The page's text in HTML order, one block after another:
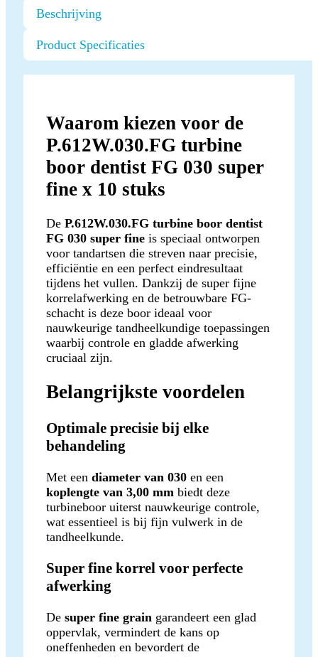
Beschrijving
Product Specificaties
Waarom kiezen voor de
P.612W.030.FG turbine
boor dentist FG 030 super
fine x 10 stuks
De P.612W.030.FG turbine boor dentist
FG 030 super fine is speciaal ontworpen
voor tandartsen die streven naar precisie,
efficiëntie en een perfect eindresultaat
tijdens het vullen. Dankzij de super fijne
korrelafwerking en de betrouwbare FG-
schacht is deze boor ideaal voor
nauwkeurige tandheelkundige toepassingen
waarbij controle en gladde afwerking
cruciaal zijn.
Belangrijkste voordelen
Optimale precisie bij elke
behandeling
Met een diameter van 030 en een
koplengte van 3,00 mm biedt deze
turbineboor uiterst nauwkeurige controle,
wat essentieel is bij fijn vulwerk in de
tandheelkunde.
Super fine korrel voor perfecte
afwerking
De super fine grain garandeert een glad
oppervlak, vermindert de kans op
oneffenheden en bevordert de